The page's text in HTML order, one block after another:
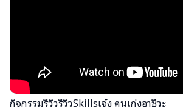
กิจกรรมรีวิวรีวิวSkillsเจ๋ง คนเก่งอาชีวะ